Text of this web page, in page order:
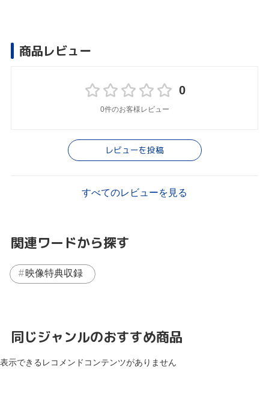
商品レビュー
0
0件のお客様レビュー
レビューを投稿
すべてのレビューを見る
関連ワードから探す
映像特典収録
同じジャンルのおすすめ商品
表示できるレコメンドコンテンツがありません